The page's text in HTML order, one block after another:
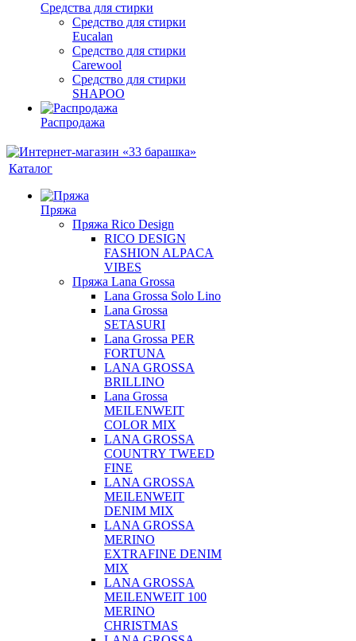
Средства для стирки
Средство для стирки
Eucalan
Средство для стирки
Carewool
Средство для стирки
SHAPOO
Распродажа
Каталог
Пряжа
Пряжа Rico Design
RICO DESIGN
FASHION ALPACA
VIBES
Пряжа Lana Grossa
Lana Grossa Solo Lino
Lana Grossa
SETASURI
Lana Grossa PER
FORTUNA
LANA GROSSA
BRILLINO
Lana Grossa
MEILENWEIT
COLOR MIX
LANA GROSSA
COUNTRY TWEED
FINE
LANA GROSSA
MEILENWEIT
DENIM MIX
LANA GROSSA
MERINO
EXTRAFINE DENIM
MIX
LANA GROSSA
MEILENWEIT 100
MERINO
CHRISTMAS